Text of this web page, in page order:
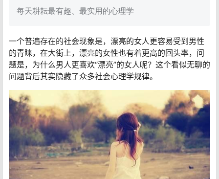
每天耕耘最有趣、最实用的心理学
一个普遍存在的社会现象是，漂亮的女人更容易受到男性
的青睐，在大街上，漂亮的女性也有着更高的回头率，问
题是，为什么男人更喜欢“漂亮”的女人呢？这个看似无聊的
问题背后其实隐藏了众多社会心理学规律。